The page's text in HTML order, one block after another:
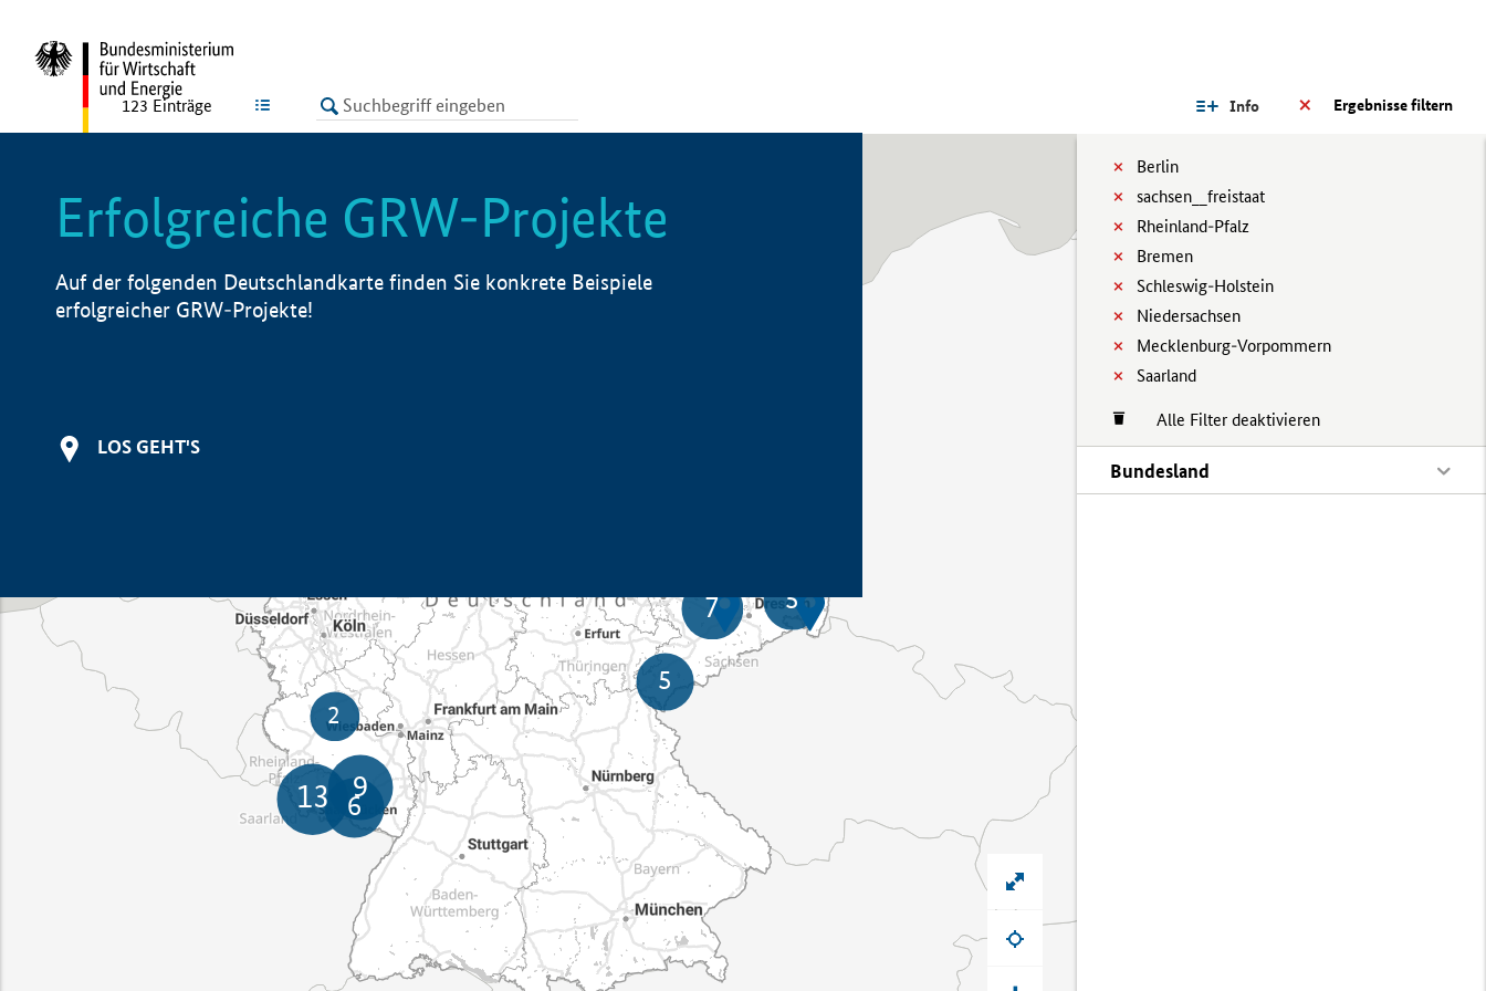
LISTE Ergebnisse filtern
Info
Berlin
sachsen__freistaat
Rheinland-Pfalz
Bremen
Schleswig-Holstein
Niedersachsen
Mecklenburg-Vorpommern
Saarland
Alle Filter deaktivieren
Bundesland
123 Einträge
Erfolgreiche GRW-Projekte
Auf der folgenden Deutschlandkarte finden Sie konkrete Beispiele
erfolgreicher GRW-Projekte!
LOS GEHT'S